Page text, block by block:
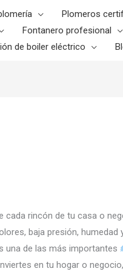
Plomeros
Fontanero profesional
de boiler eléctrico
cada rincón de tu casa o
baja presión, humedad
una de las más importantes
en tu hogar o